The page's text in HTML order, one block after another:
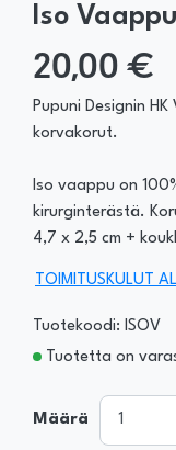
Iso Vaappu
20,00 €
Pupuni Designin
korvakorut.
Iso vaappu on
kirurginterästä.
4,7 x 2,5 cm +
TOIMITUSKULUT
Tuotekoodi: ISOV
Tuotetta on
Määrä